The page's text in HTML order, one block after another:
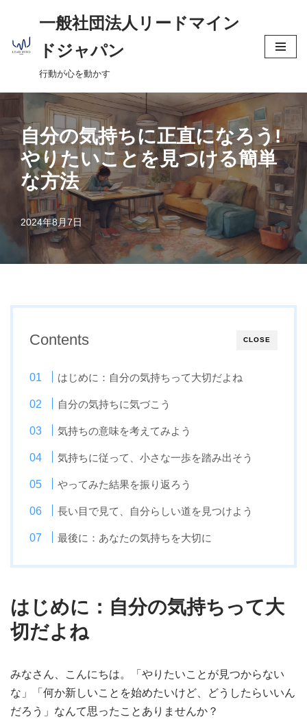
コ
ン
ン
へ
ス
一般社団法人リードマイン
ドジャパン
行動が心を動かす
自分の気持ちに正直になろう!
やりたいことを見つける簡単
な方法
2024年8月7日
CLOSE
Contents
はじめに：自分の気持ちって大切だよね
自分の気持ちに気づこう
気持ちの意味を考えてみよう
気持ちに従って、小さな一歩を踏み出そう
やってみた結果を振り返ろう
長い目で見て、自分らしい道を見つけよう
最後に：あなたの気持ちを大切に
はじめに：自分の気持ちって大
切だよね
みなさん、こんにちは。「やりたいことが見つからない
な」「何か新しいことを始めたいけど、どうしたらいいん
だろう」なんて思ったことありませんか？